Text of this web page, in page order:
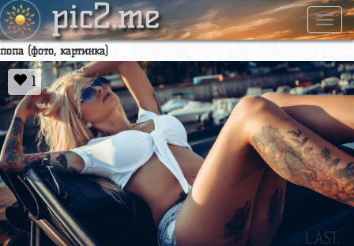
pic2.me
попа (фото, картинка)
1